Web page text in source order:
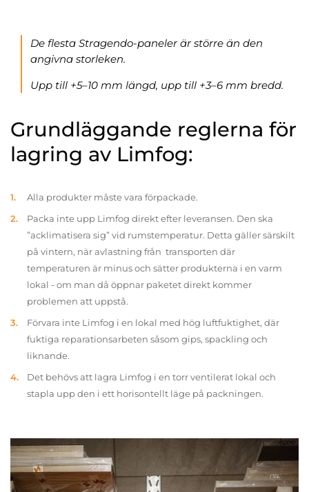
De flesta Stragendo-paneler är större än den
angivna storleken.
Upp till +5–10 mm längd, upp till +3–6 mm bredd.
Grundläggande reglerna för
lagring av Limfog:
Alla produkter måste vara förpackade.
Packa inte upp Limfog direkt efter leveransen. Den ska
”acklimatisera sig” vid rumstemperatur. Detta gäller särskilt
på vintern, när avlastning från transporten där
temperaturen är minus och sätter produkterna i en varm
lokal - om man då öppnar paketet direkt kommer
problemen att uppstå.
Förvara inte Limfog i en lokal med hög luftfuktighet, där
fuktiga reparationsarbeten såsom gips, spackling och
liknande.
Det behövs att lagra Limfog i en torr ventilerat lokal och
stapla upp den i ett horisontellt läge på packningen.